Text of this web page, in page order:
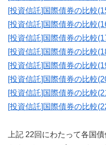
[投資信託]国際債券の比較
[投資信託]国際債券の比較
[投資信託]国際債券の比較
[投資信託]国際債券の比較
[投資信託]国際債券の比較
[投資信託]国際債券の比較
[投資信託]国際債券の比較
[投資信託]国際債券の比較
上記 22回にわたって各国